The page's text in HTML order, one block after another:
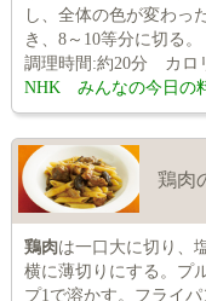
し、全体の色が変わっ
き、8～10等分に切る。
調理時間:約20分 カロ
NHK みんなの今日の
鶏肉
鶏肉は一口大に切り、
横に薄切りにする。プ
プ1で溶かす。フライ